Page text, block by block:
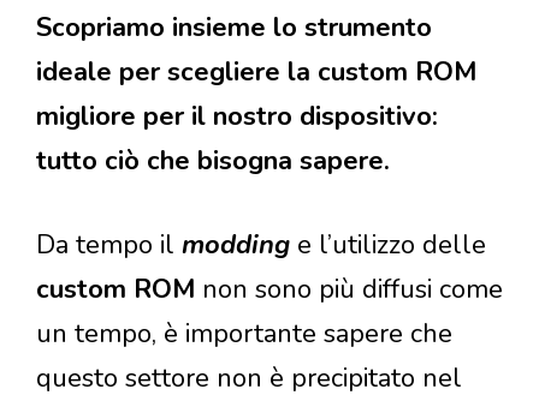
Scopriamo insieme lo strumento
ideale per scegliere la custom ROM
migliore per il nostro dispositivo:
tutto ciò che bisogna sapere.
Da tempo il modding e l’utilizzo delle
custom ROM non sono più diffusi come
un tempo, è importante sapere che
questo settore non è precipitato nel